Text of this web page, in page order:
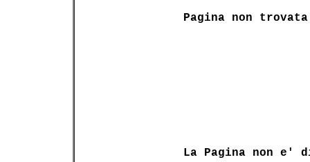
Pagina non trovata
La Pagina non e'